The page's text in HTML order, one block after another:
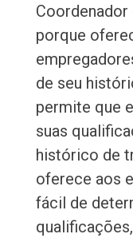
porque
de seu
permite que
suas
histórico de
oferece aos
fácil de